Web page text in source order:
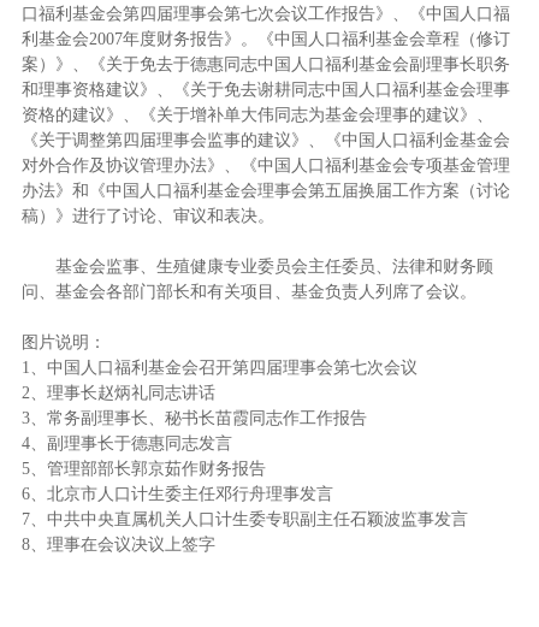
口福利基金会第四届理事会第七次会议工作报告》、《中国人口福
利基金会2007年度财务报告》。《中国人口福利基金会章程（修订
案）》、《关于免去于德惠同志中国人口福利基金会副理事长职务
和理事资格建议》、《关于免去谢耕同志中国人口福利基金会理事
资格的建议》、《关于增补单大伟同志为基金会理事的建议》、
《关于调整第四届理事会监事的建议》、《中国人口福利金基金会
对外合作及协议管理办法》、《中国人口福利基金会专项基金管理
办法》和《中国人口福利基金会理事会第五届换届工作方案（讨论
稿）》进行了讨论、审议和表决。
基金会监事、生殖健康专业委员会主任委员、法律和财务顾
问、基金会各部门部长和有关项目、基金负责人列席了会议。
图片说明：
1、中国人口福利基金会召开第四届理事会第七次会议
2、理事长赵炳礼同志讲话
3、常务副理事长、秘书长苗霞同志作工作报告
4、副理事长于德惠同志发言
5、管理部部长郭京茹作财务报告
6、北京市人口计生委主任邓行舟理事发言
7、中共中央直属机关人口计生委专职副主任石颖波监事发言
8、理事在会议决议上签字